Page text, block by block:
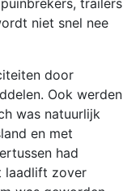
niet snel nee
door
Ook werden
was natuurlijk
en met
had
laadlift zover